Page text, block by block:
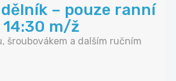
– pouze ranní
14:30 m/ž
šroubovákem a dalším ručním